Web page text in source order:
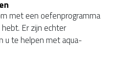
met een oefenprogramma
Er zijn echter
u te helpen met aqua-